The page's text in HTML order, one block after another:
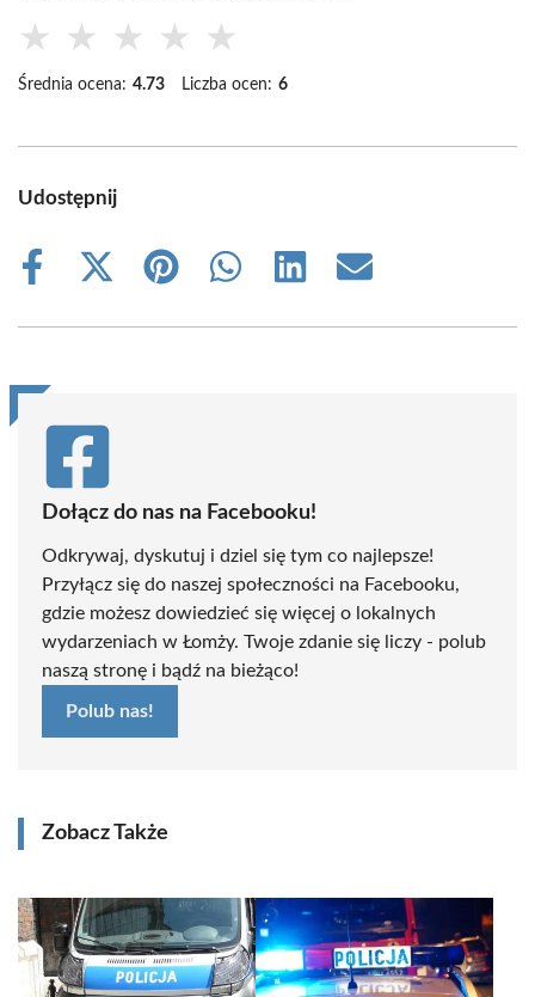
★ ★ ★ ★ ★
Średnia ocena: 4.73 Liczba ocen: 6
Udostępnij
Share
Share
(Twitter)
Share
Share
Share
Share
Dołącz do nas na Facebooku!
Odkrywaj, dyskutuj i dziel się tym co najlepsze!
Przyłącz się do naszej społeczności na Facebooku,
gdzie możesz dowiedzieć się więcej o lokalnych
wydarzeniach w Łomży. Twoje zdanie się liczy - polub
naszą stronę i bądź na bieżąco!
Polub nas!
Zobacz Także